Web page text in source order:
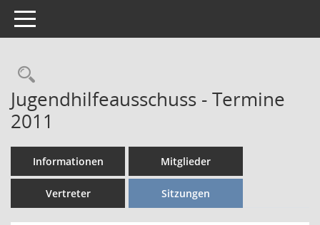
Toggle navigation
Rechercheauswahl
Jugendhilfeausschuss - Termine
2011
Informationen Mitglieder
Vertreter Sitzungen